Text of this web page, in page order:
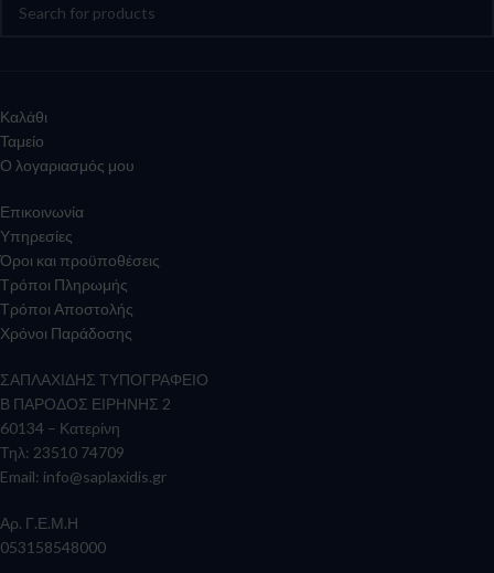
Καλάθι
Ταμείο
Ο λογαριασμός μου
Επικοινωνία
Υπηρεσίες
Όροι και προϋποθέσεις
Τρόποι Πληρωμής
Τρόποι Αποστολής
Χρόνοι Παράδοσης
ΣΑΠΛΑΧΙΔΗΣ ΤΥΠΟΓΡΑΦΕΙΟ
Β ΠΑΡΟΔΟΣ ΕΙΡΗΝΗΣ 2
60134 – Κατερίνη
Τηλ: 23510 74709
Email: info@saplaxidis.gr
Αρ. Γ.Ε.Μ.Η
053158548000